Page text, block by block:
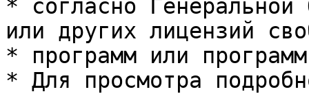
* согласно Генеральной
или других лицензий
* программ или
* Для просмотра